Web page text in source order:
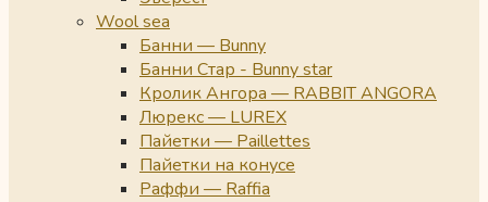
Wool sea
Банни — Bunny
Банни Стар - Bunny star
Кролик Ангора — RABBIT ANGORA
Люрекс — LUREX
Пайетки — Paillettes
Пайетки на конусе
Раффи — Raffia